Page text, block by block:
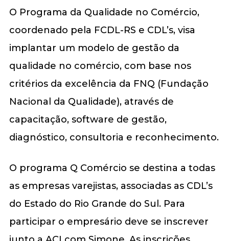
O Programa da Qualidade no Comércio,
coordenado pela FCDL-RS e CDL’s, visa
implantar um modelo de gestão da
qualidade no comércio, com base nos
critérios da excelência da FNQ (Fundação
Nacional da Qualidade), através de
capacitação, software de gestão,
diagnóstico, consultoria e reconhecimento.
O programa Q Comércio se destina a todas
as empresas varejistas, associadas as CDL’s
do Estado do Rio Grande do Sul. Para
participar o empresário deve se inscrever